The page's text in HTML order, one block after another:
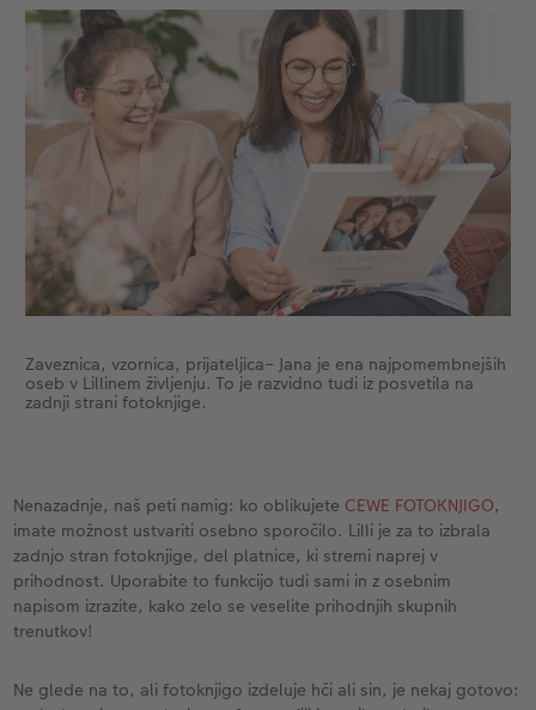
Zaveznica, vzornica, prijateljica– Jana je ena najpomembnejših
oseb v Lillinem življenju. To je razvidno tudi iz posvetila na
zadnji strani fotoknjige.
Nenazadnje, naš peti namig: ko oblikujete CEWE FOTOKNJIGO,
imate možnost ustvariti osebno sporočilo. Lilli je za to izbrala
zadnjo stran fotoknjige, del platnice, ki stremi naprej v
prihodnost. Uporabite to funkcijo tudi sami in z osebnim
napisom izrazite, kako zelo se veselite prihodnjih skupnih
trenutkov!
Ne glede na to, ali fotoknjigo izdeluje hči ali sin, je nekaj gotovo: